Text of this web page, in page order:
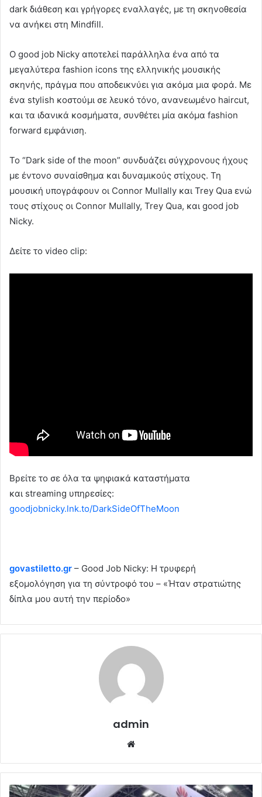
dark διάθεση και γρήγορες εναλλαγές, με τη σκηνοθεσία
να ανήκει στη Mindfill.
Ο good job Nicky αποτελεί παράλληλα ένα από τα
μεγαλύτερα fashion icons της ελληνικής μουσικής
σκηνής, πράγμα που αποδεικνύει για ακόμα μια φορά. Με
ένα stylish κοστούμι σε λευκό τόνο, ανανεωμένο haircut,
και τα ιδανικά κοσμήματα, συνθέτει μία ακόμα fashion
forward εμφάνιση.
Το “Dark side of the moon” συνδυάζει σύγχρονους ήχους
με έντονο συναίσθημα και δυναμικούς στίχους. Τη
μουσική υπογράφουν οι Connor Mullally και Trey Qua ενώ
τους στίχους οι Connor Mullally, Trey Qua, και good job
Nicky.
Δείτε το video clip:
Βρείτε το σε όλα τα ψηφιακά καταστήματα
και streaming υπηρεσίες:
goodjobnicky.lnk.to/DarkSideOfTheMoon
govastiletto.gr – Good Job Nicky: Η τρυφερή
εξομολόγηση για τη σύντροφό του – «Ήταν στρατιώτης
δίπλα μου αυτή την περίοδο»
admin